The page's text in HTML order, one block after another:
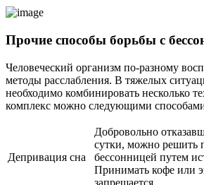
Прочие способы борьбы с
Человеческий организм по-разному
методы расслабления. В тяжелых
необходимо комбинировать несколько
комплекс можно следующими
Депривация сна
Добровольно
сутки, можно решить
бессонницей путем
Принимать кофе или
запрещается.